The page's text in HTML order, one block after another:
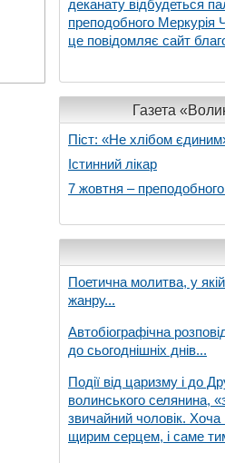
деканату відбудеться
преподобного Меркурія
це повідомляє сайт
Газета
Піст: «Не хлібом
Істинний лікар
7 жовтня –
Поетична молитва, у
жанру...
Автобіографічна
до сьогоднішніх днів...
Події від царизму і до
волинського селянина,
звичайний чоловік. Хоча
щирим серцем, і саме